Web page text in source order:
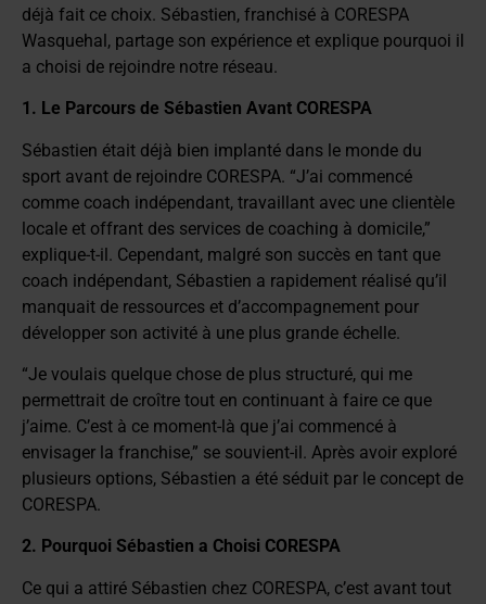
déjà fait ce choix. Sébastien, franchisé à CORESPA
Wasquehal, partage son expérience et explique pourquoi il
a choisi de rejoindre notre réseau.
1. Le Parcours de Sébastien Avant CORESPA
Sébastien était déjà bien implanté dans le monde du
sport avant de rejoindre CORESPA. “J’ai commencé
comme coach indépendant, travaillant avec une clientèle
locale et offrant des services de coaching à domicile,”
explique-t-il. Cependant, malgré son succès en tant que
coach indépendant, Sébastien a rapidement réalisé qu’il
manquait de ressources et d’accompagnement pour
développer son activité à une plus grande échelle.
“Je voulais quelque chose de plus structuré, qui me
permettrait de croître tout en continuant à faire ce que
j’aime. C’est à ce moment-là que j’ai commencé à
envisager la franchise,” se souvient-il. Après avoir exploré
plusieurs options, Sébastien a été séduit par le concept de
CORESPA.
2. Pourquoi Sébastien a Choisi CORESPA
Ce qui a attiré Sébastien chez CORESPA, c’est avant tout